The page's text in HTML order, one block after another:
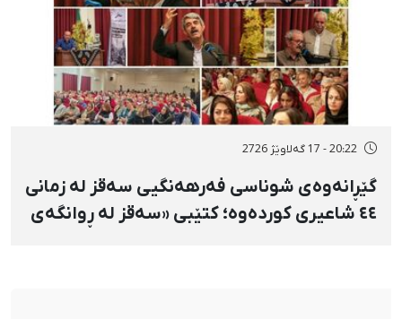
20:22 - 17 گەلاوێژ 2726
گێڕانەوەی شوناسی فەرهەنگیی سەقز لە زمانی
٤٤ شاعیری کوردەوە؛ کتێبی «سەقز لە ڕوانگەی